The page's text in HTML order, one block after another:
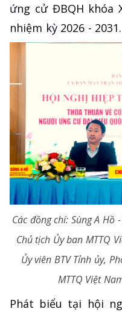
ứng cử ĐBQH khóa
nhiệm kỳ 2026 - 2031.
Các đồng chí: Sùng A
Chủ tịch Ủy ban MTTQ
Ủy viên BTV Tỉnh ủy,
MTTQ Việt
Phát biểu tại hội